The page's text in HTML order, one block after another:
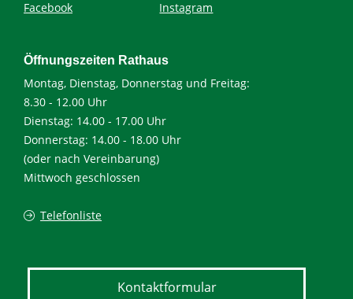
Facebook
Instagram
Öffnungszeiten Rathaus
Montag, Dienstag, Donnerstag und Freitag:
8.30 - 12.00 Uhr
Dienstag: 14.00 - 17.00 Uhr
Donnerstag: 14.00 - 18.00 Uhr
(oder nach Vereinbarung)
Mittwoch geschlossen
Telefonliste
Kontaktformular